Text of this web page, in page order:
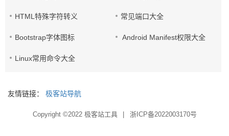
HTML特殊字符转义 常见端口大全
Bootstrap字体图标 Android Manifest权限大全
Linux常用命令大全
友情链接： 极客站导航
Copyright ©2022 极客站工具 浙ICP备2022003170号